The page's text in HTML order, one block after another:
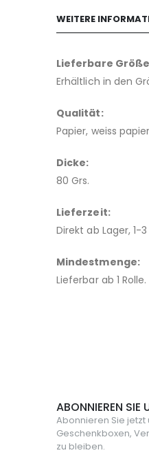
WEITERE
Lieferbare
Erhältlich in den
Qualität:
Papier, weiss
Dicke:
80 Grs.
Lieferzeit:
Direkt ab Lager, 1-
Mindestmenge:
Lieferbar ab 1 Rolle.
ABONNIEREN SIE
Abonnieren Sie
Geschenkboxen,
zu bleiben.